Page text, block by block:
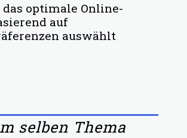
optimale Online-
auf
auswählt
selben Thema